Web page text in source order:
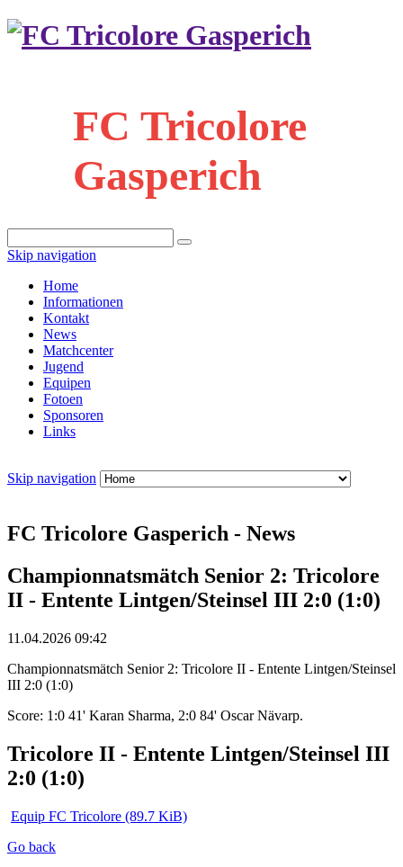
FC Tricolore
Gasperich
Skip navigation
Home
Informationen
Kontakt
News
Matchcenter
Jugend
Equipen
Fotoen
Sponsoren
Links
Skip navigation
FC Tricolore Gasperich - News
Championnatsmätch Senior 2: Tricolore
II - Entente Lintgen/Steinsel III 2:0 (1:0)
11.04.2026 09:42
Championnatsmätch Senior 2: Tricolore II - Entente Lintgen/Steinsel
III 2:0 (1:0)
Score: 1:0 41' Karan Sharma, 2:0 84' Oscar Nävarp.
Tricolore II - Entente Lintgen/Steinsel III
2:0 (1:0)
Equip FC Tricolore (89.7 KiB)
Go back